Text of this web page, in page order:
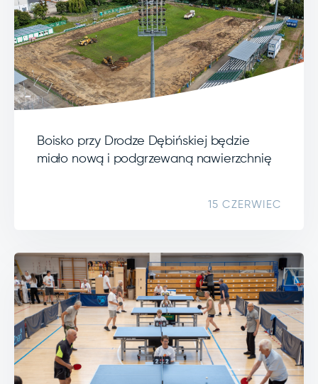
Boisko przy Drodze Dębińskiej będzie
miało nową i podgrzewaną nawierzchnię
15 CZERWIEC